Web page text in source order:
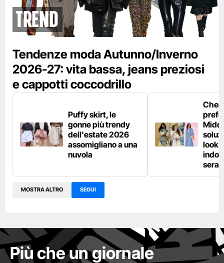
Trend
Tendenze moda Autunno/Inverno
2026-27: vita bassa, jeans preziosi
e cappotti coccodrillo
Puffy skirt, le
gonne più trendy
dell'estate 2026
assomigliano a una
nuvola
look
sera
MOSTRA ALTRO SEGUI
Più che un giornale